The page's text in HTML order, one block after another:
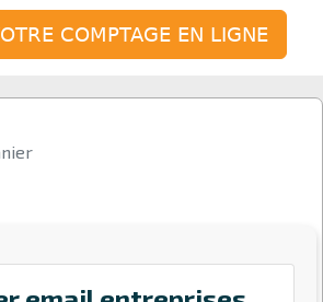
COMPTAGE EN LIGNE